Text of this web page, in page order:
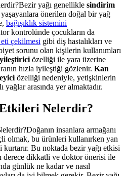
Bezir yağı genellikle sindirim
önerilen doğal bir yağ
bağışıklık sistemini
kontrolünde çocukların da
çekilmesi gibi diş hastalıkları ve
sorunu olan kişilerin kullanımları
özelliği ile yara üzerine
hızla iyileştiği gözlenir. Kan
özelliği nedeniyle, yetişkinlerin
yağlar arasında yer almaktadır.
Etkileri Nelerdir?
Doğanın insanlara armağanı
olmak, bu ürünleri kullanırken yan
Bu noktada bezir yağı etkisi
dikkatli ve doktor önerisi ile
günlük ne kadar ve nasıl